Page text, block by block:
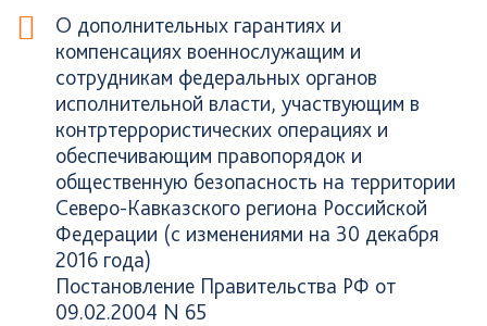
О дополнительных гарантиях и
компенсациях военнослужащим и
сотрудникам федеральных органов
исполнительной власти, участвующим в
контртеррористических операциях и
обеспечивающим правопорядок и
общественную безопасность на территории
Северо-Кавказского региона Российской
Федерации (с изменениями на 30 декабря
2016 года)
Постановление Правительства РФ от
09.02.2004 N 65